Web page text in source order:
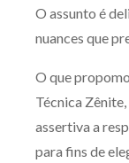
O assunto é
nuances que
O que
Técnica
assertiva a
para fins de